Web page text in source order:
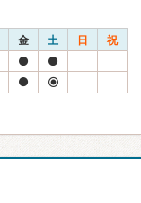
金 土 日 祝